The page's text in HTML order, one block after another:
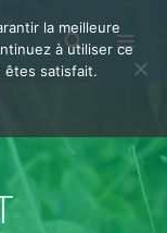
la meilleure
à utiliser ce
êtes satisfait.